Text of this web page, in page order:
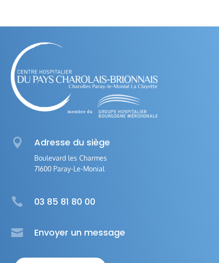
 Adresse du siège
Boulevard les Charmes
71600 Paray-Le-Monial
 03 85 81 80 00
 Envoyer un message